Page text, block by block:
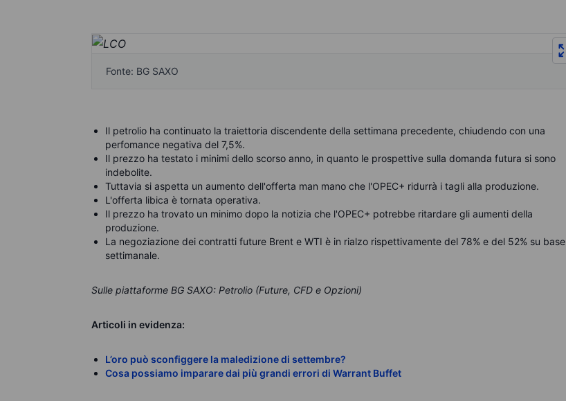
Fonte: BG SAXO
Il petrolio ha continuato la traiettoria discendente della settimana precedente, chiudendo con una
perfomance negativa del 7,5%.
Il prezzo ha testato i minimi dello scorso anno, in quanto le prospettive sulla domanda futura si sono
indebolite.
Tuttavia si aspetta un aumento dell'offerta man mano che l'OPEC+ ridurrà i tagli alla produzione.
L'offerta libica è tornata operativa.
Il prezzo ha trovato un minimo dopo la notizia che l'OPEC+ potrebbe ritardare gli aumenti della
produzione.
La negoziazione dei contratti future Brent e WTI è in rialzo rispettivamente del 78% e del 52% su base
settimanale.
Sulle piattaforme BG SAXO: Petrolio (Future, CFD e Opzioni)
Articoli in evidenza:
L’oro può sconfiggere la maledizione di settembre?
Cosa possiamo imparare dai più grandi errori di Warrant Buffet